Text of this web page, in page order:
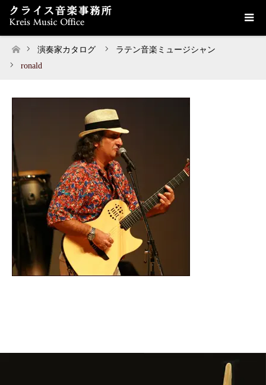
ホーム
演奏家カタログ
ラテン音楽ミュージシャン
ronald